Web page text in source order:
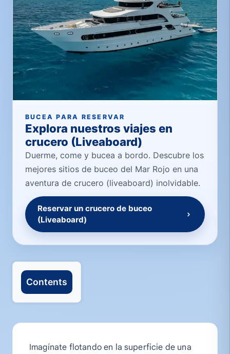
BUCEA PARA RESERVAR
Explora nuestros viajes en
crucero (Liveaboard)
Duerme, come y bucea a bordo. Descubre los
mejores sitios de buceo del Mar Rojo en una
aventura de crucero (liveaboard) inolvidable.
Reservar un crucero de buceo
(Liveaboard)
Contents
Imagínate flotando en la superficie de una